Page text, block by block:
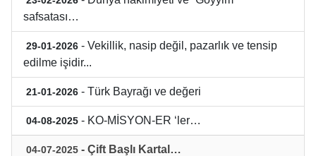
safsatası…
29-01-2026 - Vekillik, nasip değil, pazarlık ve tensip
edilme işidir...
21-01-2026 - Türk Bayrağı ve değeri
04-08-2025 - KO-MİSYON-ER ‘ler…
04-07-2025 - Çift Başlı Kartal…